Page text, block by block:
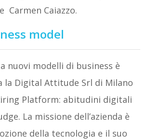
Carmen Caiazzo.
model
nuovi modelli di business è
la Digital Attitude Srl di Milano
Platform: abitudini digitali
La missione dell’azienda è
della tecnologia e il suo